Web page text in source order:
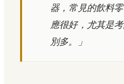
器，常見的飲料
應很好，尤其是
別多。」